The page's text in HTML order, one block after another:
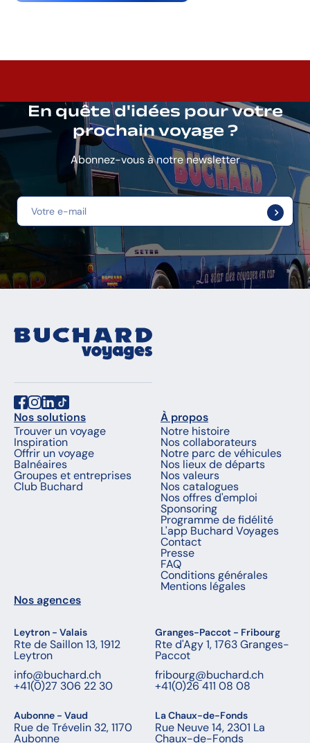
En quête d'idées pour votre
prochain voyage ?
Abonnez-vous à notre newsletter
Nos solutions
Trouver un voyage
Inspiration
Offrir un voyage
Balnéaires
Groupes et entreprises
Club Buchard
À propos
Notre histoire
Nos collaborateurs
Notre parc de véhicules
Nos lieux de départs
Nos valeurs
Nos catalogues
Nos offres d'emploi
Sponsoring
Programme de fidélité
L'app Buchard Voyages
Contact
Presse
FAQ
Conditions générales
Mentions légales
Nos agences
Leytron - Valais
Rte de Saillon 13, 1912
Leytron
info@buchard.ch
+41(0)27 306 22 30
Granges-Paccot - Fribourg
Rte d'Agy 1, 1763 Granges-
Paccot
fribourg@buchard.ch
+41(0)26 411 08 08
Aubonne - Vaud
Rue de Trévelin 32, 1170
Aubonne
La Chaux-de-Fonds
Rue Neuve 14, 2301 La
Chaux-de-Fonds